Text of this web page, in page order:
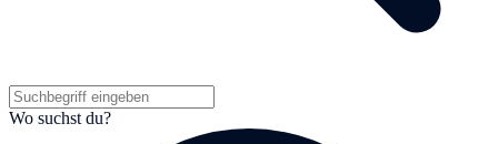
Wo suchst du?